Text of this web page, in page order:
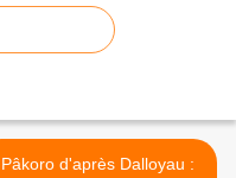
Pâkoro d'après Dalloyau :